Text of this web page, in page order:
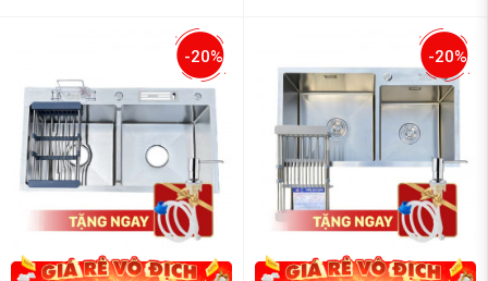
-20% -20%